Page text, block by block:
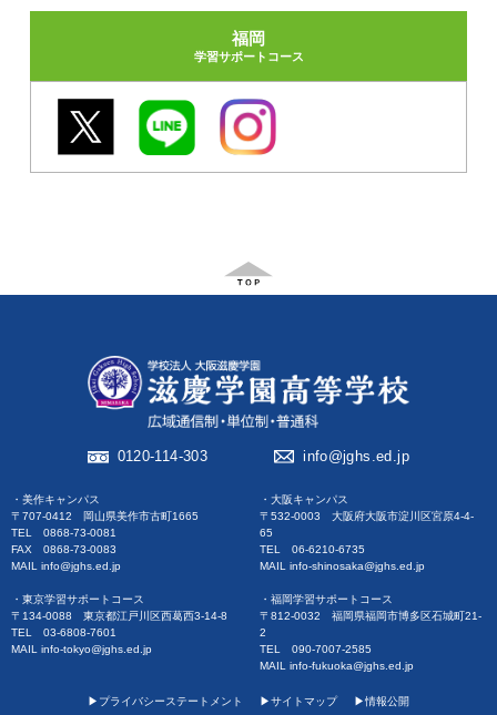
福岡
学習サポートコース
0120-114-303 info@jghs.ed.jp
・美作キャンパス
〒707-0412 岡山県美作市古町1665
TEL 0868-73-0081
FAX 0868-73-0083
MAIL info@jghs.ed.jp
・東京学習サポートコース
〒134-0088 東京都江戸川区西葛西3-14-8
TEL 03-6808-7601
MAIL info-tokyo@jghs.ed.jp
・大阪キャンパス
〒532-0003 大阪府大阪市淀川区宮原4-4-
65
TEL 06-6210-6735
MAIL info-shinosaka@jghs.ed.jp
・福岡学習サポートコース
〒812-0032 福岡県福岡市博多区石城町21-
2
TEL 090-7007-2585
MAIL info-fukuoka@jghs.ed.jp
▶︎プライバシーステートメント ▶︎サイトマップ ▶︎情報公開